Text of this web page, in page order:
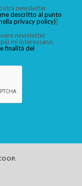
newsletter
descritto al punto
privacy policy)]
newsletter
mi interessano,
finalità del